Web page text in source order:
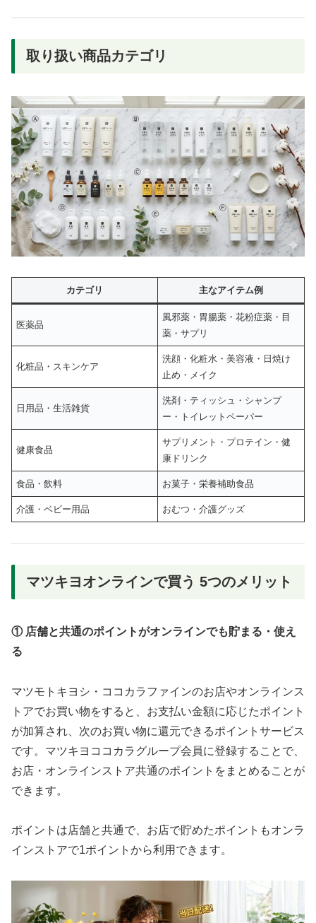
取り扱い商品カテゴリ
カテゴリ 主なアイテム例
医薬品
風邪薬・胃腸薬・花粉症薬・目
薬・サプリ
化粧品・スキンケア
洗顔・化粧水・美容液・日焼け
止め・メイク
日用品・生活雑貨
洗剤・ティッシュ・シャンプ
ー・トイレットペーパー
健康食品
サプリメント・プロテイン・健
康ドリンク
食品・飲料 お菓子・栄養補助食品
介護・ベビー用品 おむつ・介護グッズ
マツキヨオンラインで買う 5つのメリット
① 店舗と共通のポイントがオンラインでも貯まる・使え
る
マツモトキヨシ・ココカラファインのお店やオンラインス
トアでお買い物をすると、お支払い金額に応じたポイント
が加算され、次のお買い物に還元できるポイントサービス
です。マツキヨココカラグループ会員に登録することで、
お店・オンラインストア共通のポイントをまとめることが
できます。
ポイントは店舗と共通で、お店で貯めたポイントもオンラ
インストアで1ポイントから利用できます。